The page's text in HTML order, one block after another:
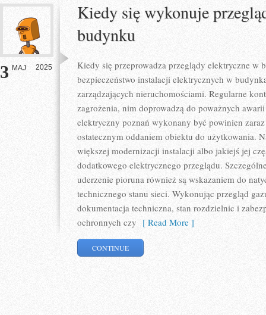
3 MAJ 2025
Kiedy się wykonuje
budynku
Kiedy się przeprowadza przeglądy elektryczne w
bezpieczeństwo instalacji elektrycznych w
zarządzających nieruchomościami. Regularne
zagrożenia, nim doprowadzą do poważnych
elektryczny poznań wykonany być powinien
ostatecznym oddaniem obiektu do użytkowania.
większej modernizacji instalacji albo jakiejś jej
dodatkowego elektrycznego przeglądu.
uderzenie pioruna również są wskazaniem do
technicznego stanu sieci. Wykonując przegląd
dokumentacja techniczna, stan rozdzielnic i
ochronnych czy [ Read More ]
CONTINUE